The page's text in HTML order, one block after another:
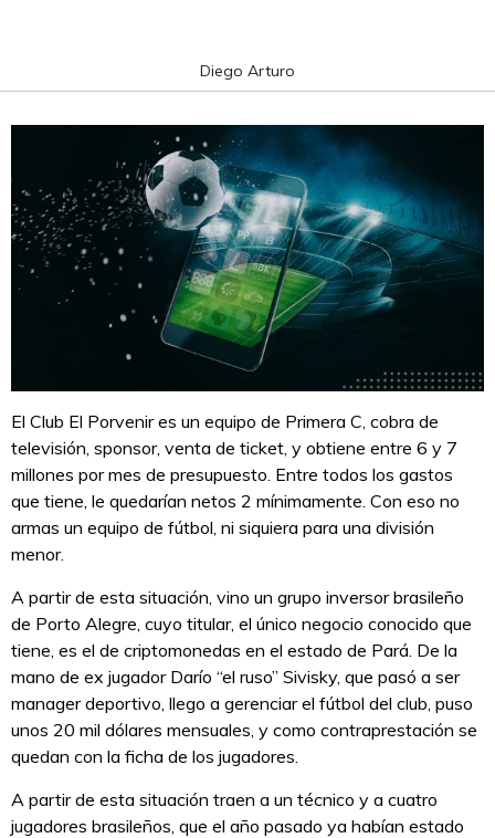
Diego Arturo
El Club El Porvenir es un equipo de Primera C, cobra de
televisión, sponsor, venta de ticket, y obtiene entre 6 y 7
millones por mes de presupuesto. Entre todos los gastos
que tiene, le quedarían netos 2 mínimamente. Con eso no
armas un equipo de fútbol, ni siquiera para una división
menor.
A partir de esta situación, vino un grupo inversor brasileño
de Porto Alegre, cuyo titular, el único negocio conocido que
tiene, es el de criptomonedas en el estado de Pará. De la
mano de ex jugador Darío “el ruso” Sivisky, que pasó a ser
manager deportivo, llego a gerenciar el fútbol del club, puso
unos 20 mil dólares mensuales, y como contraprestación se
quedan con la ficha de los jugadores.
A partir de esta situación traen a un técnico y a cuatro
jugadores brasileños, que el año pasado ya habían estado